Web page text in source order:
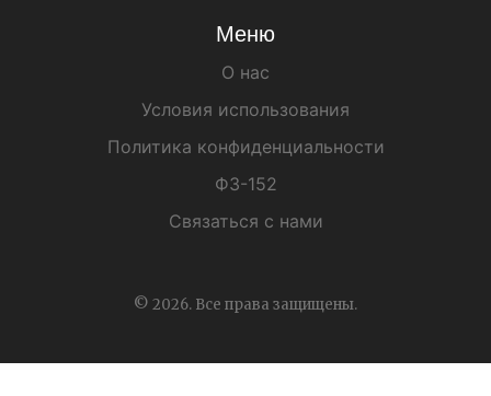
Меню
О нас
Условия использования
Политика конфиденциальности
ФЗ-152
Связаться с нами
© 2026. Все права защищены.